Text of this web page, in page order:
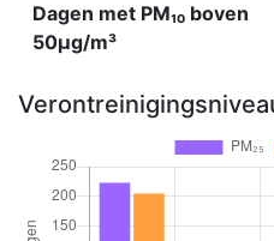
Dagen met PM₁₀ boven
50µg/m³